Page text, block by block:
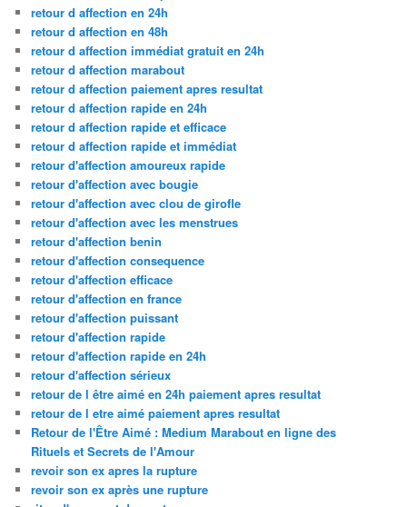
retour d affection en 24h
retour d affection en 48h
retour d affection immédiat gratuit en 24h
retour d affection marabout
retour d affection paiement apres resultat
retour d affection rapide en 24h
retour d affection rapide et efficace
retour d affection rapide et immédiat
retour d'affection amoureux rapide
retour d'affection avec bougie
retour d'affection avec clou de girofle
retour d'affection avec les menstrues
retour d'affection benin
retour d'affection consequence
retour d'affection efficace
retour d'affection en france
retour d'affection puissant
retour d'affection rapide
retour d'affection rapide en 24h
retour d'affection sérieux
retour de l être aimé en 24h paiement apres resultat
retour de l etre aimé paiement apres resultat
Retour de l'Être Aimé : Medium Marabout en ligne des
Rituels et Secrets de l'Amour
revoir son ex apres la rupture
revoir son ex après une rupture